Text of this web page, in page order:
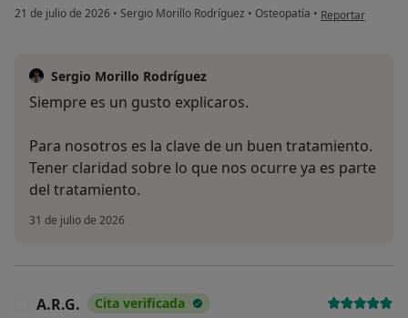
21 de julio de 2026 • Sergio Morillo Rodríguez • Osteopatía • en opinión del
Reportar
Sergio Morillo Rodríguez
Siempre es un gusto explicaros.
Para nosotros es la clave de un buen tratamiento.
Tener claridad sobre lo que nos ocurre ya es parte
del tratamiento.
31 de julio de 2026
A.R.G. Cita verificada